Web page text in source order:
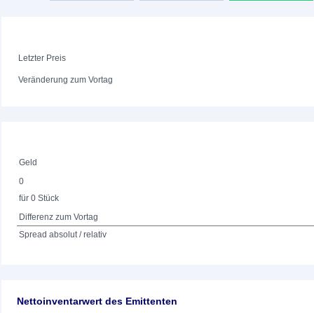
Letzter Preis
Veränderung zum Vortag
Geld
0
für 0 Stück
Differenz zum Vortag
Spread absolut / relativ
Nettoinventarwert des Emittenten